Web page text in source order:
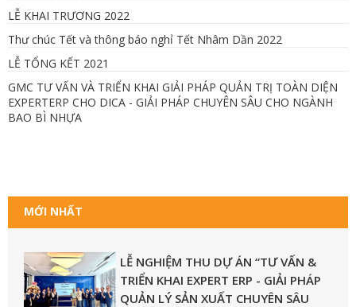
LỄ KHAI TRƯƠNG 2022
Thư chúc Tết và thông báo nghỉ Tết Nhâm Dần 2022
LỄ TỔNG KẾT 2021
GMC TƯ VẤN VÀ TRIỂN KHAI GIẢI PHÁP QUẢN TRỊ TOÀN DIỆN
EXPERTERP CHO DICA - GIẢI PHÁP CHUYÊN SÂU CHO NGÀNH
BAO BÌ NHỰA
MỚI NHẤT
LỄ NGHIỆM THU DỰ ÁN “TƯ VẤN &
TRIỂN KHAI EXPERT ERP - GIẢI PHÁP
QUẢN LÝ SẢN XUẤT CHUYÊN SÂU